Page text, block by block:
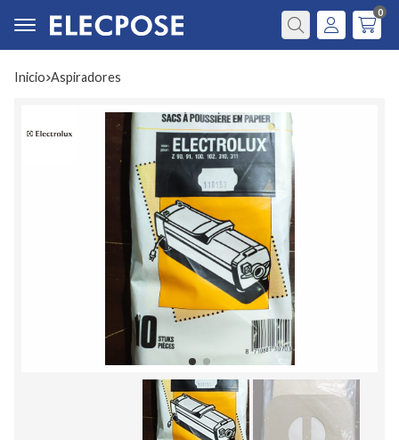
Buscar
0
Inicio aspiradores